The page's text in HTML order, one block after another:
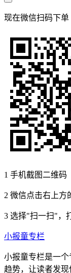
现在微信扫码下单
1 手机截图二维码
2 微信点击右上方
3 选择"扫一扫"，
小报童专栏
小报童专栏是一
趋势，让读者发现